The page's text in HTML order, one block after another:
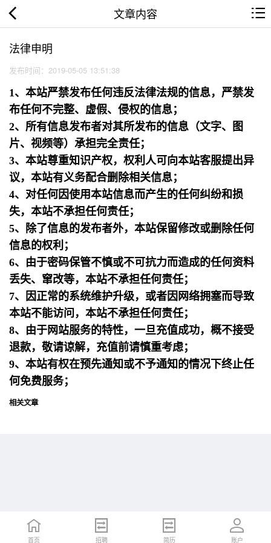
文章内容
法律申明
发布时间：2019-05-05 13:51:38
1、本站严禁发布任何违反法律法规的信息，严禁发
布任何不完整、虚假、侵权的信息；
2、所有信息发布者对其所发布的信息（文字、图
片、视频等）承担完全责任；
3、本站尊重知识产权，权利人可向本站客服提出异
议，本站有义务配合删除相关信息；
4、对任何因使用本站信息而产生的任何纠纷和损
失，本站不承担任何责任；
5、除了信息的发布者外，本站保留修改或删除任何
信息的权利；
6、由于密码保管不慎或不可抗力而造成的任何资料
丢失、窜改等，本站不承担任何责任；
7、因正常的系统维护升级，或者因网络拥塞而导致
本站不能访问，本站不承担任何责任；
8、由于网站服务的特性，一旦充值成功，概不接受
退款，敬请谅解，充值前请慎重考虑；
9、本站有权在预先通知或不予通知的情况下终止任
何免费服务；
相关文章
首页 招聘 简历 账户
首页 招聘 简历 账户